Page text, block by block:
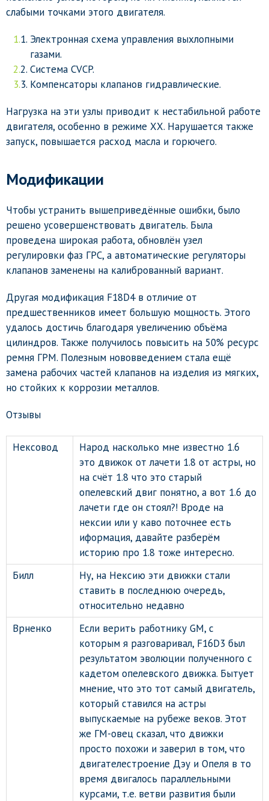
слабыми точками этого двигателя.
Электронная схема управления выхлопными
газами.
Система CVCP.
Компенсаторы клапанов гидравлические.
Нагрузка на эти узлы приводит к нестабильной работе
двигателя, особенно в режиме ХХ. Нарушается также
запуск, повышается расход масла и горючего.
Модификации
Чтобы устранить вышеприведённые ошибки, было
решено усовершенствовать двигатель. Была
проведена широкая работа, обновлён узел
регулировки фаз ГРС, а автоматические регуляторы
клапанов заменены на калиброванный вариант.
Другая модификация F18D4 в отличие от
предшественников имеет большую мощность. Этого
удалось достичь благодаря увеличению объёма
цилиндров. Также получилось повысить на 50% ресурс
ремня ГРМ. Полезным нововведением стала ещё
замена рабочих частей клапанов на изделия из мягких,
но стойких к коррозии металлов.
Отзывы
Нексовод
Народ насколько мне известно 1.6
это движок от лачети 1.8 от астры, но
на счёт 1.8 что это старый
опелевский двиг понятно, а вот 1.6 до
лачети где он стоял?! Вроде на
нексии или у каво поточнее есть
иформация, давайте разберём
историю про 1.8 тоже интересно.
Билл
Ну, на Нексию эти движки стали
ставить в последнюю очередь,
относительно недавно
Врненко
Если верить работнику GM, с
которым я разговаривал, F16D3 был
результатом эволюции полученного с
кадетом опелевского движка. Бытует
мнение, что это тот самый двигатель,
который ставился на астры
выпускаемые на рубеже веков. Этот
же ГМ-овец сказал, что движки
просто похожи и заверил в том, что
двигателестроение Дэу и Опеля в то
время двигалось параллельными
курсами, т.е. ветви развития были